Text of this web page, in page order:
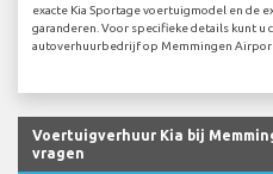
exacte Kia Sportage voertuigmodel en de
garanderen. Voor specifieke details kunt
autoverhuurbedrijf op Memmingen
Voertuigverhuur Kia bij
vragen